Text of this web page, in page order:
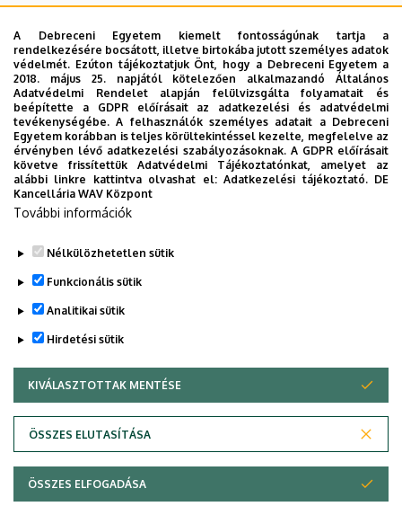
vezetésben. Erre kiváló lehetőséget biztosít, hogy az
eddigi fegyelmezett és konstruktív munka elismeréseként a
DEHÖK elnöke 2007 júliusától a rektori vezetés tagja.
A Hallgatói Önkormányzat kari szintű szervezeti egysége a
Kari Hallgatói Önkormányzat. Az angol nyelvű képzést is
folytató karok esetében az angol nyelven tanuló külföldi
hallgatók kari HÖK-ön belül működő szervezeti egysége a
Kari Részönkormányzat.
További információ
Legutóbb frissítve: 2021. 07. 28. 11:21
© 2026 Unideb
A Debreceni Egyetem kiemelt fontosságúnak tartja a
rendelkezésére bocsátott, illetve birtokába jutott személyes adatok
védelmét. Ezúton tájékoztatjuk Önt, hogy a Debreceni Egyetem a
2018. május 25. napjától kötelezően alkalmazandó Általános
Adatvédelmi Rendelet alapján felülvizsgálta folyamatait és
beépítette a GDPR előírásait az adatkezelési és adatvédelmi
tevékenységébe. A felhasználók személyes adatait a Debreceni
Egyetem korábban is teljes körültekintéssel kezelte, megfelelve az
érvényben lévő adatkezelési szabályozásoknak. A GDPR előírásait
követve frissítettük Adatvédelmi Tájékoztatónkat, amelyet az
alábbi linkre kattintva olvashat el:Adatkezelési tájékoztató. DE
Kancellária WAV Központ
További információk
Nélkülözhetetlen sütik
Funkcionális sütik
Analitikai sütik
Hirdetési sütik
KIVÁLASZTOTTAK MENTÉSE
ÖSSZES ELUTASÍTÁSA
WITHDRAW CONSENT
ÖSSZES ELFOGADÁSA